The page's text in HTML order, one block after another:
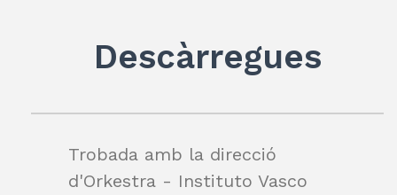
p
ix
Descàrregues
Trobada amb la direcció
d'Orkestra - Instituto Vasco